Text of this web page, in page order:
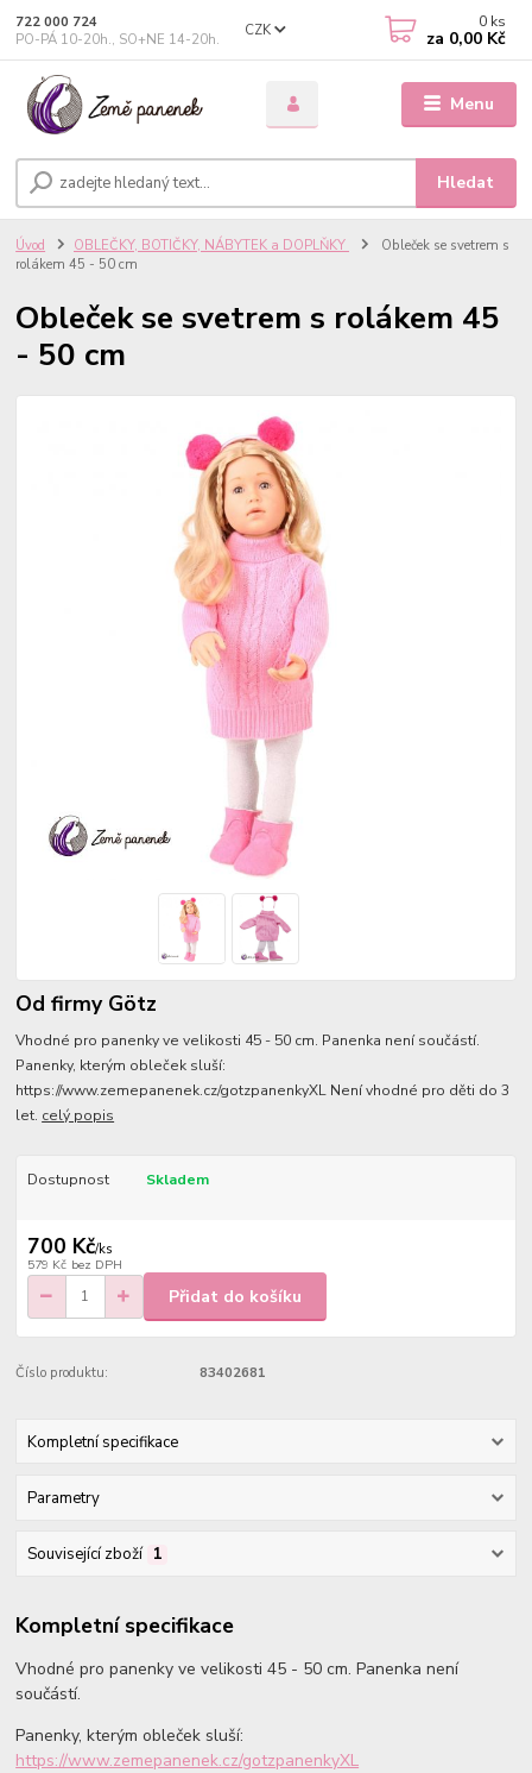
Menu
CZK
Hledat
722 000 724
PO-PÁ 10-20h., SO+NE 14-20h.
0 ks
za 0,00 Kč
Úvod OBLEČKY, BOTIČKY, NÁBYTEK a DOPLŇKY
Obleček se svetrem s
rolákem 45 - 50 cm
Obleček se svetrem s rolákem 45
- 50 cm
Od firmy Götz
Vhodné pro panenky ve velikosti 45 - 50 cm. Panenka není součástí.
Panenky, kterým obleček sluší:
https://www.zemepanenek.cz/gotzpanenkyXL Není vhodné pro děti do 3
let. celý popis
Dostupnost Skladem
700 Kč/ks
579 Kč bez DPH
Přidat do košíku
Číslo produktu: 83402681
Kompletní specifikace
Parametry
Související zboží 1
Kompletní specifikace
Vhodné pro panenky ve velikosti 45 - 50 cm. Panenka není
součástí.
Panenky, kterým obleček sluší:
https://www.zemepanenek.cz/gotzpanenkyXL